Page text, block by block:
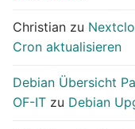
Christian zu
Cron aktualisieren
Debian Übersicht
OF-IT zu Debian